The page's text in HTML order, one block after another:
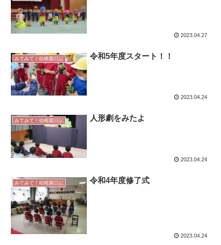
2023.04.27
みてみて！幼稚園日記 令和5年度スタート！！
2023.04.24
みてみて！幼稚園日記 人形劇をみたよ
2023.04.24
みてみて！幼稚園日記 令和4年度修了式
2023.04.24